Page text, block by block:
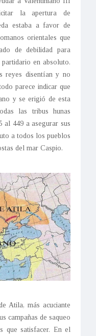
la apertura de
estaba a favor de
orientales que
de debilidad para
en absoluto.
reyes disentían y no
parece indicar que
y se erigió de esta
las tribus hunas
al 449 a asegurar sus
a todos los pueblos
del mar Caspio.
Atila, más acuciante
campañas de saqueo
que satisfacer. En el